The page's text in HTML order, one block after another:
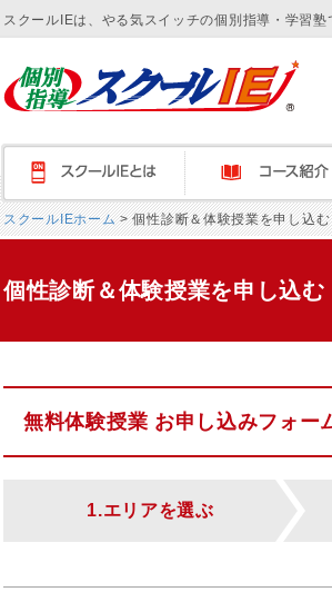
スクールIEは、やる気スイッチの個別指導・学習塾
スクールＩＥとは コース紹介
スクールIEホーム> 個性診断＆体験授業を申し込む
個性診断＆体験授業を申し込む
無料体験授業 お申し込みフォー
1.エリアを選ぶ